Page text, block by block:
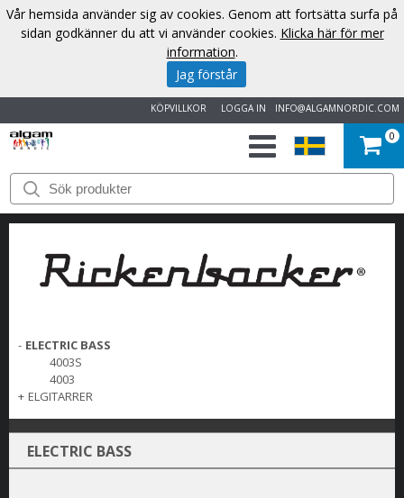
INFO@ALGAMNORDIC.COM
LOGGA IN
KÖPVILLKOR
START
VARUMÄRKEN
NYHETER
OSS
KONTAKT
0
- ELECTRIC BASS
4003S
4003
+ ELGITARRER
ELECTRIC BASS
Vår hemsida använder sig av cookies. Genom att fortsätta surfa på
sidan godkänner du att vi använder cookies. Klicka här för mer
information.
Jag förstår